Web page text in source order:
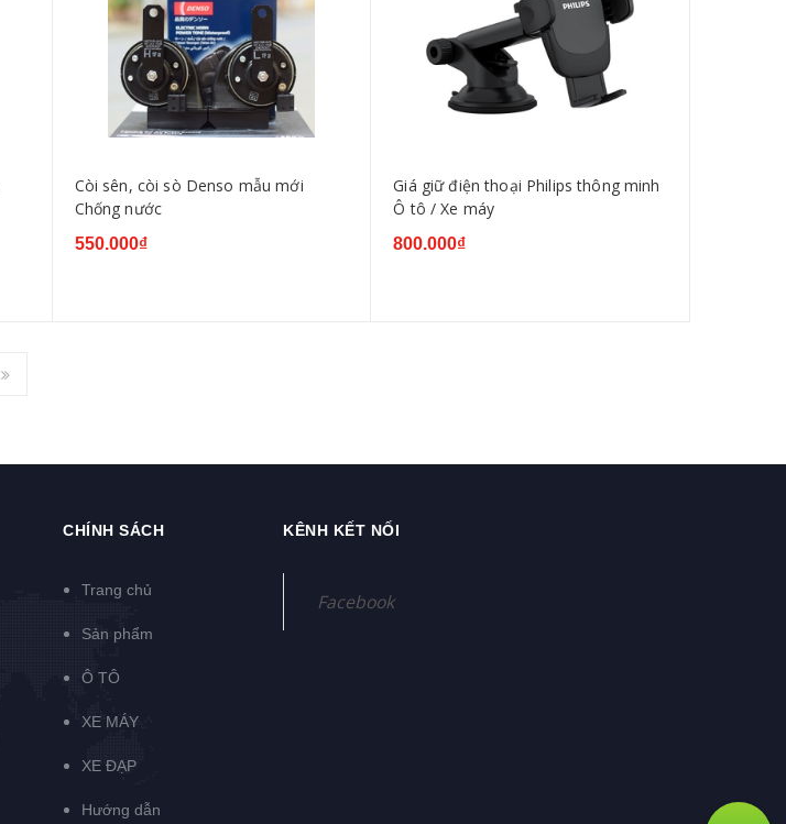
Còi sên, còi sò Denso mẫu mới
Chống nước
550.000₫
Giá giữ điện thoại Philips thông minh
Ô tô / Xe máy
800.000₫
CHÍNH SÁCH
Trang chủ
Sản phẩm
Ô TÔ
XE MÁY
XE ĐẠP
Hướng dẫn
KÊNH KẾT NỐI
Facebook